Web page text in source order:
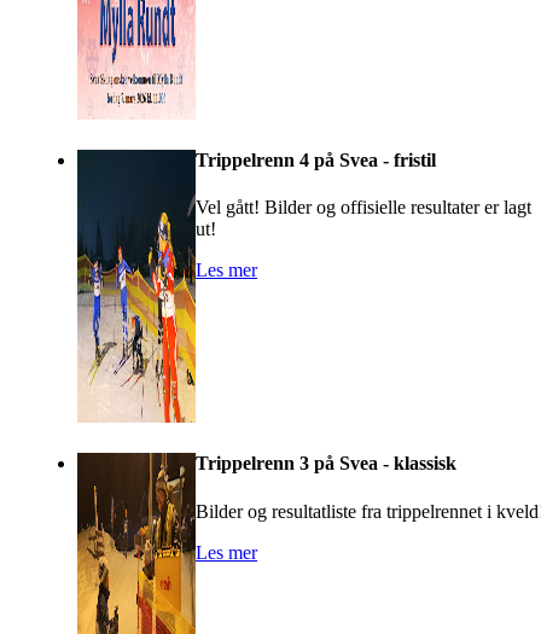
Trippelrenn 4 på Svea - fristil
Vel gått! Bilder og offisielle resultater er lagt
ut!
Les mer
Trippelrenn 3 på Svea - klassisk
Bilder og resultatliste fra trippelrennet i
Les mer